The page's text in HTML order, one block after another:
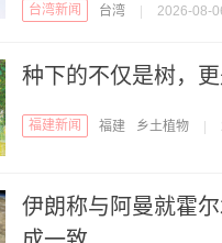
台湾新闻 台湾 2026-08-
种下的不仅是树，
福建新闻 福建 乡土植物
伊朗称与阿曼就霍